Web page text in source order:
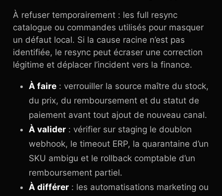
À refuser temporairement : les full resync
catalogue ou commandes utilisés pour masquer
un défaut local. Si la cause racine n’est pas
identifiée, le resync peut écraser une correction
légitime et déplacer l’incident vers la finance.
À faire : verrouiller la source maître du stock,
du prix, du remboursement et du statut de
paiement avant tout ajout de nouveau canal.
À valider : vérifier sur staging le doublon
webhook, le timeout ERP, la quarantaine d’un
SKU ambigu et le rollback comptable d’un
remboursement partiel.
À différer : les automatisations marketing ou